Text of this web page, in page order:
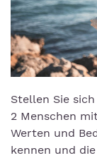
Stellen Sie
2 Menschen
Werten und
kennen und